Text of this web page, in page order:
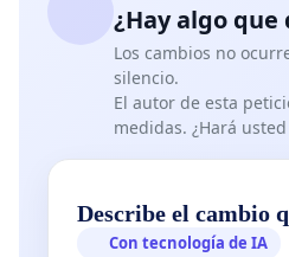
¿Hay algo
Los cambios no
silencio.
El autor de esta
medidas. ¿Hará
Describe el cambio
Con tecnología de IA